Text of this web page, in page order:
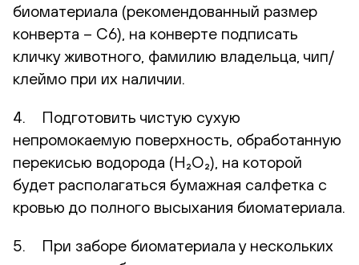
биоматериала (рекомендованный размер
конверта – С6), на конверте подписать
кличку животного, фамилию владельца, чип/
клеймо при их наличии.
4. Подготовить чистую сухую
непромокаемую поверхность, обработанную
перекисью водорода (H₂O₂), на которой
будет располагаться бумажная салфетка с
кровью до полного высыхания биоматериала.
5. При заборе биоматериала у нескольких